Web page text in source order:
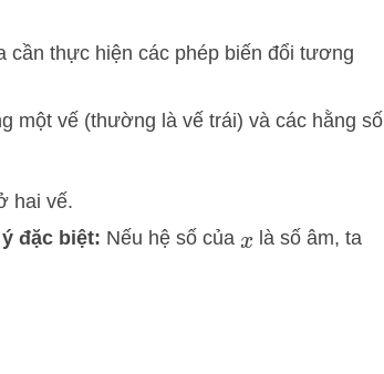
thực hiện các phép biến đổi tương
một vế (thường là vế trái) và các hằng số
hai vế.
đặc biệt: Nếu hệ số của xlà số âm, ta